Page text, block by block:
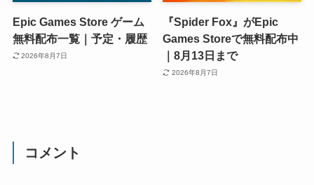
Epic Games Store ゲーム
無料配布一覧｜予定・履歴
2026年8月7日
『Spider Fox』がEpic
Games Storeで無料配布中
｜8月13日まで
2026年8月7日
コメント